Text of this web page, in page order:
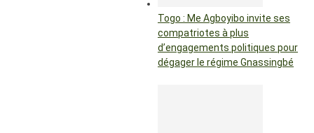
Togo : Me Agboyibo invite ses
compatriotes à plus
d’engagements politiques pour
dégager le régime Gnassingbé